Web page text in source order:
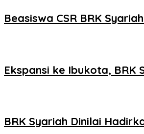
Beasiswa CSR BRK
Ekspansi ke Ibukota,
BRK Syariah Dinilai